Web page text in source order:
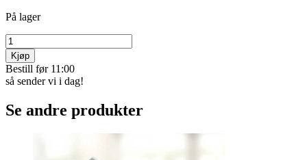
På lager
Kjøp
Bestill før 11:00
så sender vi i dag!
Se andre produkter